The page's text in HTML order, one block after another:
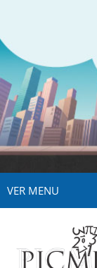
VER MENU